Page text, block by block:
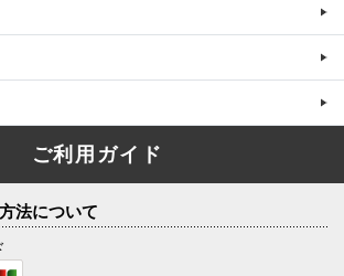
ご利用ガイド
法について